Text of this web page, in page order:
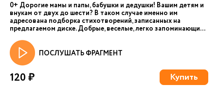
0+ Дорогие мамы и папы, бабушки и дедушки! Вашим детям и
внукам от двух до шести? В таком случае именно им
адресована подборка стихотворений, записанных на
предлагаемом диске. Добрые, веселые, легко запоминающи...
ПОСЛУШАТЬ ФРАГМЕНТ
120 ₽ Купить